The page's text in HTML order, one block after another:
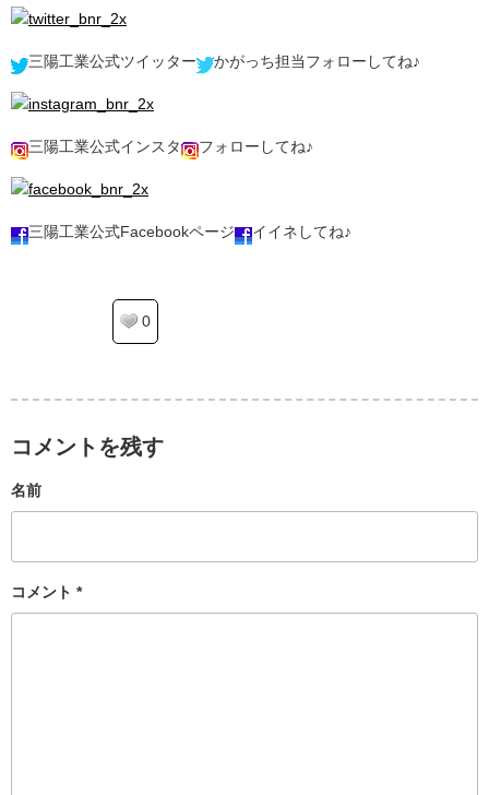
三陽工業公式ツイッター かがっち担当フォローしてね♪
三陽工業公式インスタ フォローしてね♪
三陽工業公式Facebookページ イイネしてね♪
0
コメントを残す
コメント *
名前